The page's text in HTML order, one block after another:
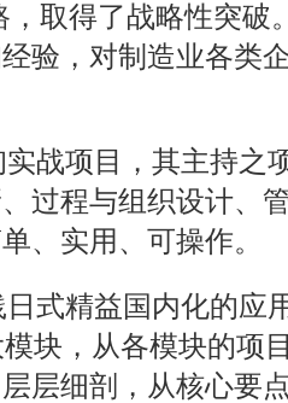
，取得了战略性突
验，对制造业各类
战项目，其主持之
过程与组织设计、
、实用、可操作。
式精益国内化的应
块，从各模块的项
层细剖，从核心要